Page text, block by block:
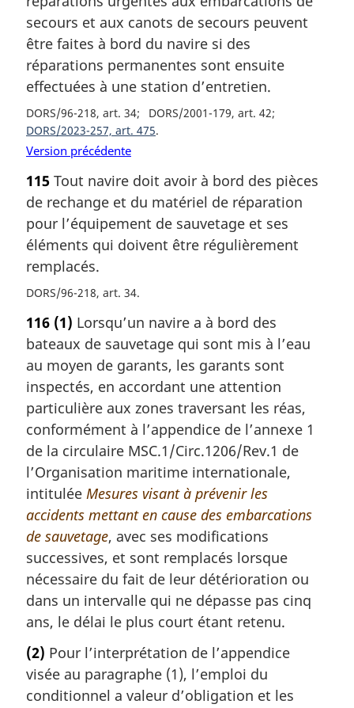
secours et aux canots de secours peuvent
être faites à bord du navire si des
réparations permanentes sont ensuite
effectuées à une station d’entretien.
DORS/96-218, art. 34
DORS/2001-179, art. 42
DORS/2023-257, art. 475
Version précédente
115 Tout navire doit avoir à bord des pièces
de rechange et du matériel de réparation
pour l’équipement de sauvetage et ses
éléments qui doivent être régulièrement
remplacés.
DORS/96-218, art. 34
116 (1) Lorsqu’un navire a à bord des
bateaux de sauvetage qui sont mis à l’eau
au moyen de garants, les garants sont
inspectés, en accordant une attention
particulière aux zones traversant les réas,
conformément à l’appendice de l’annexe 1
de la circulaire MSC.1/Circ.1206/Rev.1 de
l’Organisation maritime internationale,
intitulée Mesures visant à prévenir les
accidents mettant en cause des embarcations
de sauvetage, avec ses modifications
successives, et sont remplacés lorsque
nécessaire du fait de leur détérioration ou
dans un intervalle qui ne dépasse pas cinq
ans, le délai le plus court étant retenu.
(2) Pour l’interprétation de l’appendice
visée au paragraphe (1), l’emploi du
conditionnel a valeur d’obligation et les